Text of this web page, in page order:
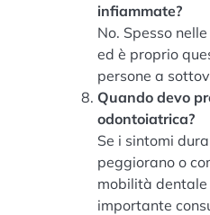
infiammate?
No. Spesso
ed è proprio
persone a
Quando devo
odontoiatrica?
Se i sintomi
peggiorano o
mobilità dentale
importante